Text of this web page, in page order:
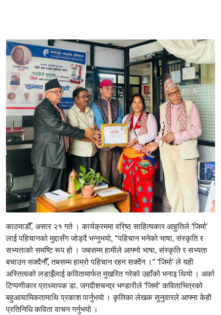
काठमाडौँ, असार २१ गते ।कार्यक्रममा वरिष्ठ साहित्यकार आहुतिले ‘जिर्मा’
लाई पहिचानको मुद्दासँग जोड्दै भन्नुभयो, “पहिचान भनेको भाषा, संस्कृति र
सभ्यताको समष्टि रूप हो । जबसम्म हामीले आफ्नो भाषा, संस्कृति र सभ्यता
बचाउन सक्दैनौँ, तबसम्म हाम्रो पहिचान रहन सक्दैन ।” ‘जिर्मा’ ले यही
अस्तित्वको लडाइँलाई कवितामार्फत मुखरित गरेको उहाँको भनाइ थियो । अर्का
टिप्पणीकार प्राध्यापक डा. जगदीशचन्द्र भण्डारीले ‘जिर्मा’ कविताभित्रको
बहुआयामिकतामाथि प्रकाश पार्नुभयो । कृतिका लेखक सुनुवारले आफ्ना केही
प्रतिनिधि कविता वाचन गर्नुभयो ।